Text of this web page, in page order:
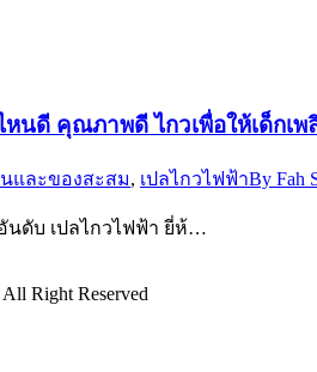
นดี คุณภาพดี ไกวเพื่อให้เด็กเ
และของสะสม, เปลไกวไฟฟ้าBy Fah
นดับ เปลไกวไฟฟ้า ยี่ห้…
All Right Reserved